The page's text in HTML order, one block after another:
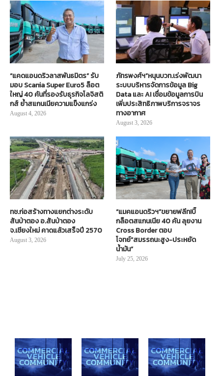
“แคดแอนดริวลาสพันธมิตร” รับ
มอบ Scania Super Euro5 ล็อต
ใหญ่ 40 คันที่รองรับธุรกิจโลจิสติ
กส์ ย้ำสแกนเนียความแข็งแกร่ง
August 4, 2026
ภัทรพงศ์ฯ”หนุนบวท.เร่งพัฒนา
ระบบบริหารจัดการข้อมูล Big
Data และ AI เชื่อมข้อมูลการบิน
เพิ่มประสิทธิภาพบริการจราจร
ทางอากาศ
August 3, 2026
ทช.ก่อสร้างทางแยกต่างระดับ
สันป่าตอง อ.สันป่าตอง
จ.เชียงใหม่ คาดแล้วเสร็จปี 2570
August 3, 2026
“แมคแอนดริวฯ”ขยายฟลีท!บิ๊
กล็อตสแกนเนีย 40 คัน ลุยงาน
Cross Border ตอบ
โจทย์“สมรรถนะสูง-ประหยัด
น้ำมัน”
July 25, 2026